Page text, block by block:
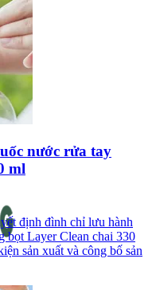
nước rửa tay
ml
định đình chỉ lưu hành
bọt Layer Clean chai 330
sản xuất và công bố sản